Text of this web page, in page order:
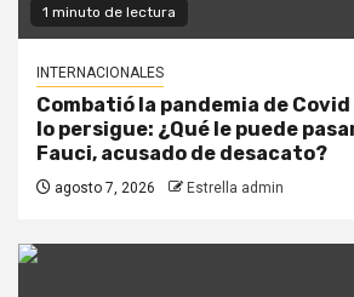
1 minuto de lectura
INTERNACIONALES
Combatió la pandemia de
lo persigue: ¿Qué le puede
Fauci, acusado de desacato?
agosto 7, 2026 Estrella admin